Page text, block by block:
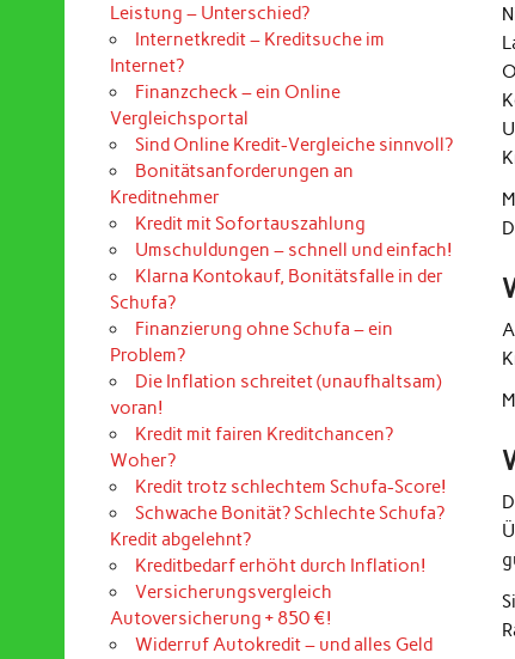
Leistung – Unterschied?
Internetkredit – Kreditsuche im
Internet?
Finanzcheck – ein Online
Vergleichsportal
Sind Online Kredit-Vergleiche sinnvoll?
Bonitätsanforderungen an
Kreditnehmer
Kredit mit Sofortauszahlung
Umschuldungen – schnell und einfach!
Klarna Kontokauf, Bonitätsfalle in der
Schufa?
Finanzierung ohne Schufa – ein
Problem?
Die Inflation schreitet (unaufhaltsam)
voran!
Kredit mit fairen Kreditchancen?
Woher?
Kredit trotz schlechtem Schufa-Score!
Schwache Bonität? Schlechte Schufa?
Kredit abgelehnt?
Kreditbedarf erhöht durch Inflation!
Versicherungsvergleich
Autoversicherung + 850 €!
Widerruf Autokredit – und alles Geld